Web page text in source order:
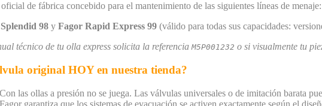
de fábrica concebido para el mantenimiento de las siguientes líneas de menaje:
98 y Fagor Rapid Express 99 (válido para todas sus capacidades:
técnico de tu olla express solicita la referencia M5P001232 o si visualmente tu
original HOY en nuestra tienda?
Con las ollas a presión no se juega. Las válvulas universales o de imitación barata
garantiza que los sistemas de evacuación se activen exactamente según el